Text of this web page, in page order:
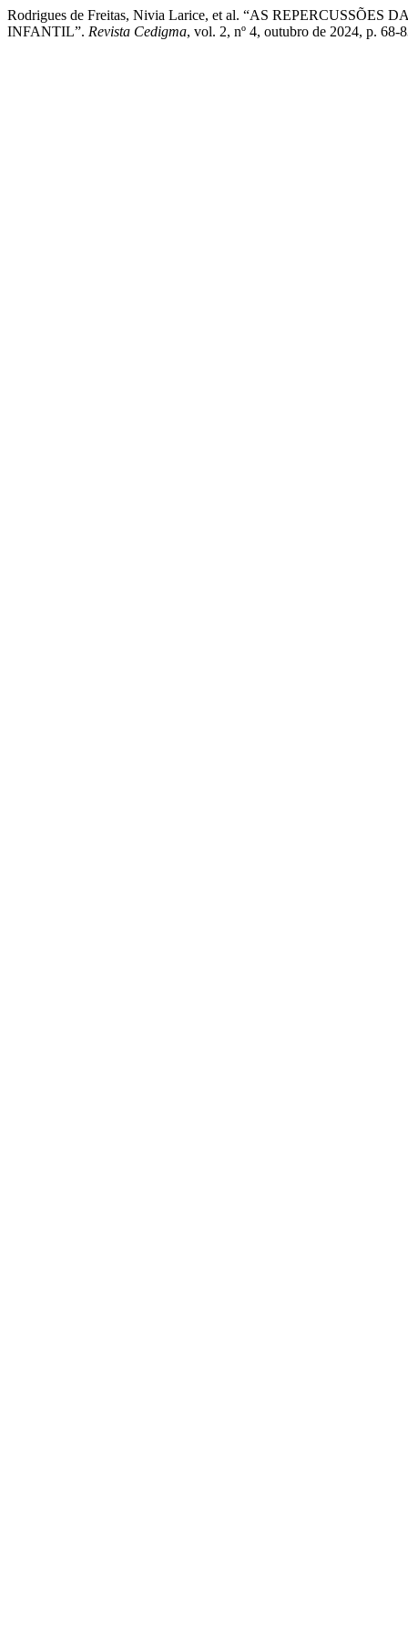
Rodrigues de Freitas, Nivia Larice, et al. “AS
INFANTIL”. Revista Cedigma, vol. 2, nº 4, outubro de 2024, p. 68-